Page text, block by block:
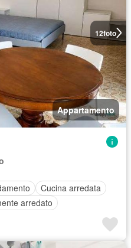
12foto
Appartamento
Cucina arredata
arredato